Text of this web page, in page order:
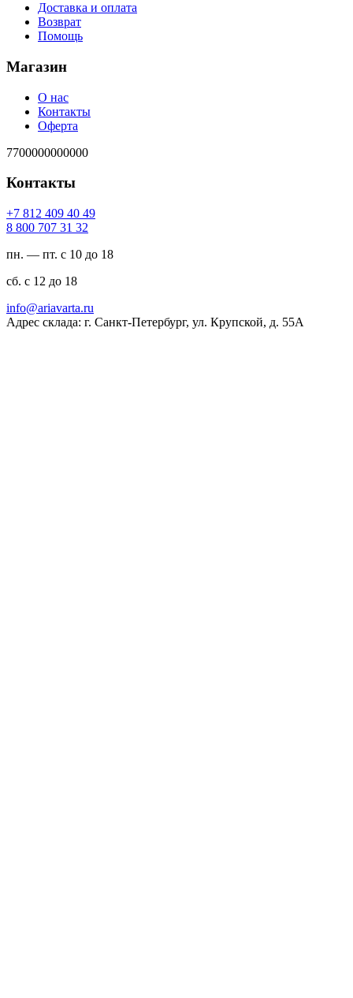
Доставка и оплата
Возврат
Помощь
Магазин
О нас
Контакты
Оферта
7700000000000
Контакты
94 04 904 218 7+
23 13 707 008 8
пн. — пт. с 10 до 18
сб. с 12 до 18
ur.atravaira@ofni
Адрес склада: г. Санкт-Петербург, ул. Крупской, д. 55А